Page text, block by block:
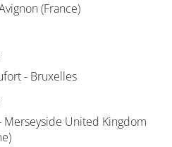
(France)
- Bruxelles
Merseyside United Kingdom